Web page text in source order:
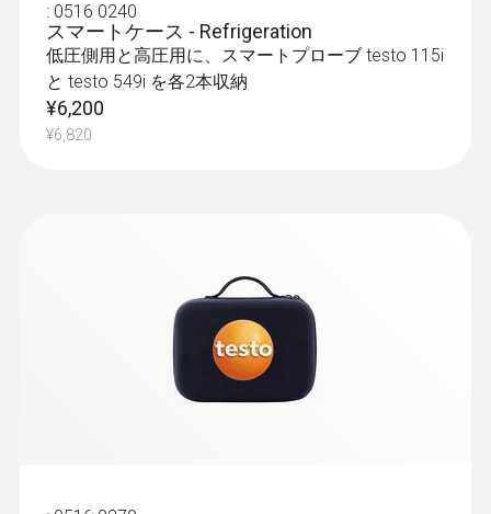
: 0516 0240
スマートケース - Refrigeration
低圧側用と高圧用に、スマートプローブ testo 115i
と testo 549i を各2本収納
¥6,200
¥6,820